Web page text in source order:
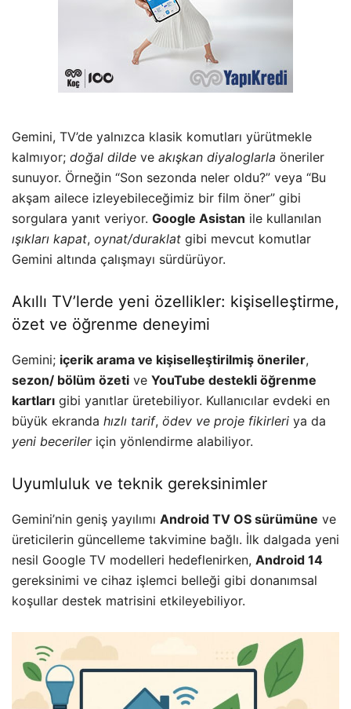
Gemini, TV’de yalnızca klasik komutları yürütmekle
kalmıyor; doğal dilde ve akışkan diyaloglarla öneriler
sunuyor. Örneğin “Son sezonda neler oldu?” veya “Bu
akşam ailece izleyebileceğimiz bir film öner” gibi
sorgulara yanıt veriyor. Google Asistan ile kullanılan
ışıkları kapat, oynat/duraklat gibi mevcut komutlar
Gemini altında çalışmayı sürdürüyor.
Akıllı TV’lerde yeni özellikler: kişiselleştirme,
özet ve öğrenme deneyimi
Gemini; içerik arama ve kişiselleştirilmiş öneriler,
sezon/ bölüm özeti ve YouTube destekli öğrenme
kartları gibi yanıtlar üretebiliyor. Kullanıcılar evdeki en
büyük ekranda hızlı tarif, ödev ve proje fikirleri ya da
yeni becerileriçin yönlendirme alabiliyor.
Uyumluluk ve teknik gereksinimler
Gemini’nin geniş yayılımı Android TV OS sürümüne ve
üreticilerin güncelleme takvimine bağlı. İlk dalgada yeni
nesil Google TV modelleri hedeflenirken, Android 14
gereksinimi ve cihaz işlemci belleği gibi donanımsal
koşullar destek matrisini etkileyebiliyor.